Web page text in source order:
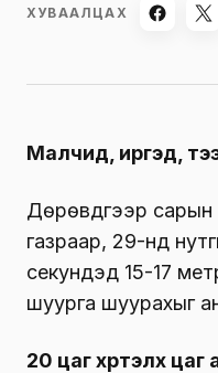
ХУВААЛЦАХ
Малчид, иргэд,
Дөрөвдүгээр
газраар, 29-нд
секундэд 15-17
шуурга шуурахыг
20 цаг хүртэлх